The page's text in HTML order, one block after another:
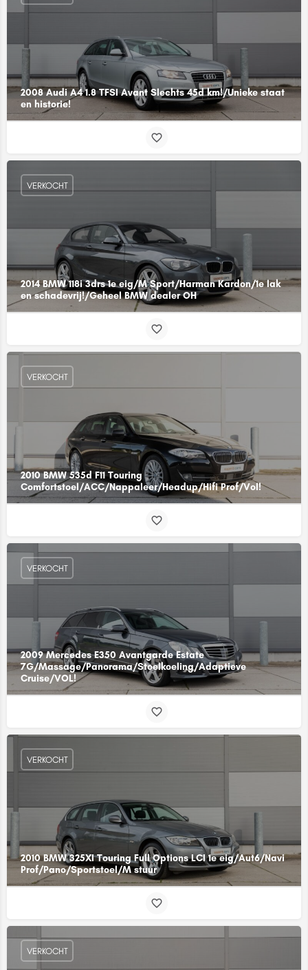
2008 Audi A4 1.8 TFSI Avant Slechts 45d km!/Unieke staat
en historie!
2014 BMW 118i 3drs 1e eig/M Sport/Harman Kardon/1e lak
en schadevrij!/Geheel BMW dealer OH
VERKOCHT
2010 BMW 535d F11 Touring
Comfortstoel/ACC/Nappaleer/Headup/Hifi Prof/Vol!
VERKOCHT
2009 Mercedes E350 Avantgarde Estate
7G/Massage/Panorama/Stoelkoeling/Adaptieve
Cruise/VOL!
VERKOCHT
2010 BMW 325XI Touring Full Options LCI 1e eig/Aut6/Navi
Prof/Pano/Sportstoel/M stuur
VERKOCHT
VERKOCHT